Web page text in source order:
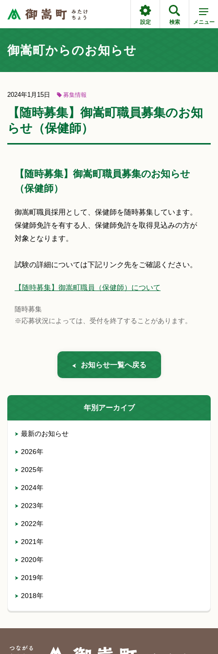
設定 検索 メニュー
御嵩町からのお知らせ
2024年1月15日 募集情報
【随時募集】御嵩町職員募集のお知
らせ（保健師）
【随時募集】御嵩町職員募集のお知らせ
（保健師）
御嵩町職員採用として、保健師を随時募集しています。
保健師免許を有する人、保健師免許を取得見込みの方が
対象となります。
試験の詳細については下記リンク先をご確認ください。
【随時募集】御嵩町職員（保健師）について
随時募集
※応募状況によっては、受付を終了することがあります。
お知らせ一覧へ戻る
年別アーカイブ
最新のお知らせ
2026年
2025年
2024年
2023年
2022年
2021年
2020年
2019年
2018年